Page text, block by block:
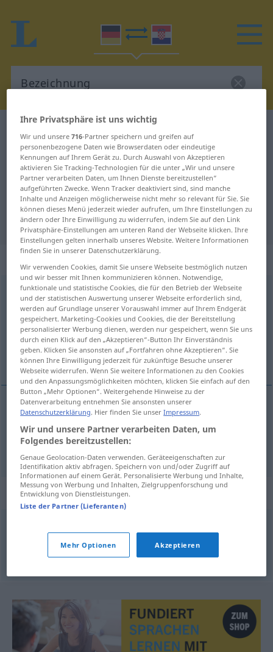
Deutsch-Kroatisch Übersetzung für
"Bezeichnung"
"Bezeichnung" Kroatisch
Übersetzung
: Femininum
Bezeichnungf <Bezeichnung;-en>
Übersicht aller Übersetzungen
(Für mehr Details die Übersetzung anklicken/antippen)
oznaka, naziv
oznaka Bezeichnung
naziv Bezeichnung Name
Synonyme für "Bezeichnung"
Begriff
Ihre Privatsphäre ist uns wichtig
Wir und unsere716-Partner speichern und greifen auf
personenbezogene Daten wie Browserdaten oder eindeutige
Kennungen auf Ihrem Gerät zu. Durch Auswahl von Akzeptieren
aktivieren Sie Tracking-Technologien für die unter „Wir und unsere
Partner verarbeiten Daten, um Ihnen Dienste bereitzustellen“
aufgeführten Zwecke. Wenn Tracker deaktiviert sind, sind manche
Inhalte und Anzeigen möglicherweise nicht mehr so relevant für Sie. Sie
können dieses Menü jederzeit wieder aufrufen, um Ihre Einstellungen zu
ändern oder Ihre Einwilligung zu widerrufen, indem Sie auf den Link
Privatsphäre-Einstellungen am unteren Rand der Webseite klicken. Ihre
Einstellungen gelten innerhalb unseres Website. Weitere Informationen
finden Sie in unserer Datenschutzerklärung.
Wir verwenden Cookies, damit Sie unsere Webseite bestmöglich nutzen
und wir besser mit Ihnen kommunizieren können. Notwendige,
funktionale und statistische Cookies, die für den Betrieb der Webseite
und der statistischen Auswertung unserer Webseite erforderlich sind,
werden auf Grundlage unserer Vorauswahl immer auf Ihrem Endgerät
gespeichert. Marketing-Cookies und Cookies, die der Bereitstellung
personalisierter Werbung dienen, werden nur gespeichert, wenn Sie uns
durch einen Klick auf den „Akzeptieren“-Button Ihr Einverständnis
geben. Klicken Sie ansonsten auf „Fortfahren ohne Akzeptieren“. Sie
können Ihre Einwilligung jederzeit für zukünftige Besuche unserer
Webseite widerrufen. Wenn Sie weitere Informationen zu den Cookies
und den Anpassungsmöglichkeiten möchten, klicken Sie einfach auf den
Button „Mehr Optionen“. Weitergehende Hinweise zu der
Datenverarbeitung entnehmen Sie ansonsten unserer
Datenschutzerklärung. Hier finden Sie unserImpressum.
Wir und unsere Partner verarbeiten Daten, um
Folgendes bereitzustellen:
Genaue Geolocation-Daten verwenden. Geräteeigenschaften zur
Identifikation aktiv abfragen. Speichern von und/oder Zugriff auf
Informationen auf einem Gerät. Personalisierte Werbung und Inhalte,
Messung von Werbung und Inhalten, Zielgruppenforschung und
Entwicklung von Dienstleistungen.
Liste der Partner (Lieferanten)
Mehr Optionen Akzeptieren